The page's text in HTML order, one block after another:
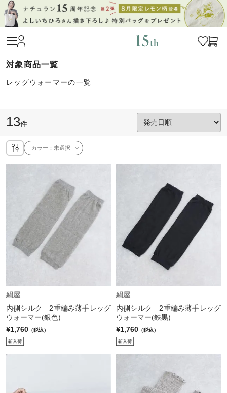
レッグウォーマーの一覧
13件
カラー：未選択
絹屋
内側シルク 2重編み薄手レッグ
ウォーマー(銀色)
¥1,760 （税込）
絹屋
内側シルク 2重編み薄手レッグ
ウォーマー(鉄黒)
¥1,760 （税込）